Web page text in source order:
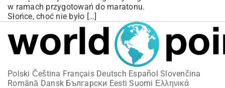
w ramach przygotowań do maratonu.
Słońce, choć nie było […]
Polski Čeština Français Deutsch Español Slovenčina
Română Dansk Български Eesti Suomi Ελληνικά